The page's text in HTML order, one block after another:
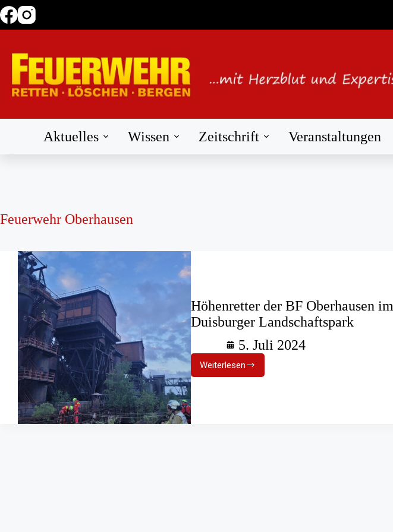
Zum
Inhalt
Aktuelles Wissen Zeitschrift Veranstaltungen
Feuerwehr Oberhausen
Höhenretter der BF Oberhausen im
Duisburger Landschaftspark
5. Juli 2024
WeiterlesenHöhenretter
der